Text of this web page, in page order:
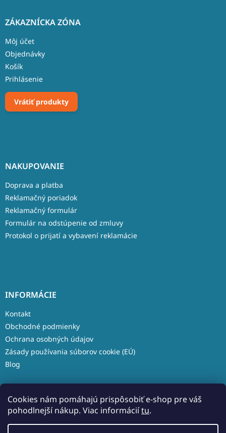
Cookies nám pomáhajú prispôsobiť e-shop pre váš
pohodlnejší nákup. Viac informáciítu.
ZÁKAZNÍCKA ZÓNA
Môj účet
Objednávky
Košík
Prihlásenie
Vrátiť produkty
NAKUPOVANIE
Doprava a platba
Reklamačný poriadok
Reklamačný formulár
Formulár na odstúpenie od zmluvy
Protokol o prijatí a vybavení reklamácie
INFORMÁCIE
Kontakt
Obchodné podmienky
Ochrana osobných údajov
Zásady používania súborov cookie (EÚ)
Blog